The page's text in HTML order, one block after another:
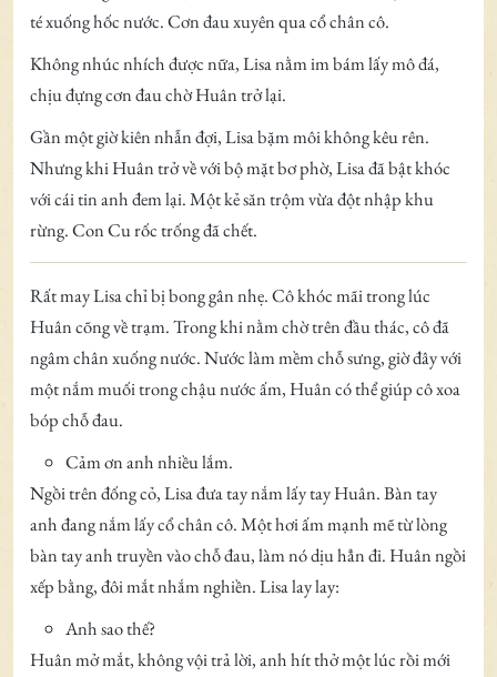
té xuống hốc nước. Cơn đau xuyên qua cổ chân cô.
Không nhúc nhích được nữa, Lisa nằm im bám lấy mô đá,
chịu đựng cơn đau chờ Huân trở lại.
Gần một giờ kiên nhẫn đợi, Lisa bặm môi không kêu rên.
Nhưng khi Huân trở về với bộ mặt bơ phờ, Lisa đã bật khóc
với cái tin anh đem lại. Một kẻ săn trộm vừa đột nhập khu
rừng. Con Cu rốc trống đã chết.
Rất may Lisa chỉ bị bong gân nhẹ. Cô khóc mãi trong lúc
Huân cõng về trạm. Trong khi nằm chờ trên đầu thác, cô đã
ngâm chân xuống nước. Nước làm mềm chỗ sưng, giờ đây với
một nắm muối trong chậu nước ấm, Huân có thể giúp cô xoa
bóp chỗ đau.
Cảm ơn anh nhiều lắm.
Ngồi trên đống cỏ, Lisa đưa tay nắm lấy tay Huân. Bàn tay
anh đang nắm lấy cổ chân cô. Một hơi ấm mạnh mẽ từ lòng
bàn tay anh truyền vào chỗ đau, làm nó dịu hẳn đi. Huân ngồi
xếp bằng, đôi mắt nhắm nghiền. Lisa lay lay:
Anh sao thế?
Huân mở mắt, không vội trả lời, anh hít thở một lúc rồi mới